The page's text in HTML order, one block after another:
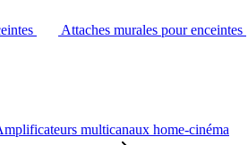
Attaches murales pour enceintes
multicanaux home-cinéma